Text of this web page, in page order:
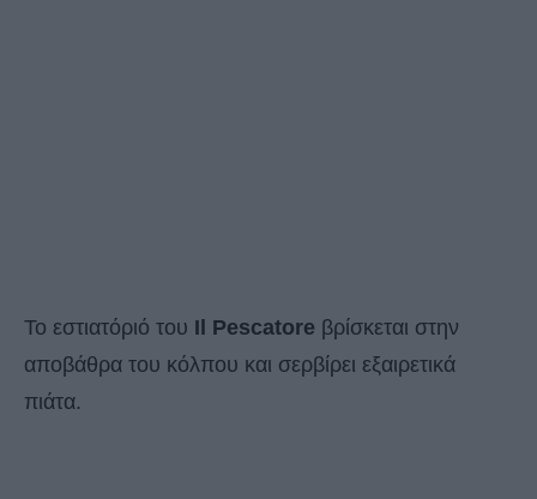
Το εστιατόριό του Il Pescatore βρίσκεται στην
αποβάθρα του κόλπου και σερβίρει εξαιρετικά
πιάτα.